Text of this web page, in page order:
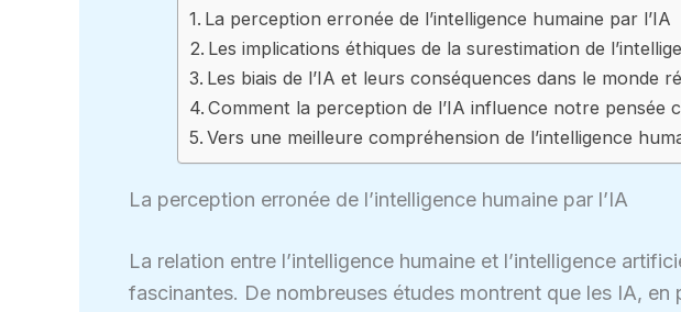
La perception erronée de l’intelligence humaine par l’IA
Les implications éthiques de la surestimation de
Les biais de l’IA et leurs conséquences dans le monde
Comment la perception de l’IA influence notre pensée
Vers une meilleure compréhension de l’intelligence
La perception erronée de l’intelligence humaine par l’IA
La relation entre l’intelligence humaine et l’intelligence
fascinantes. De nombreuses études montrent que les IA, en